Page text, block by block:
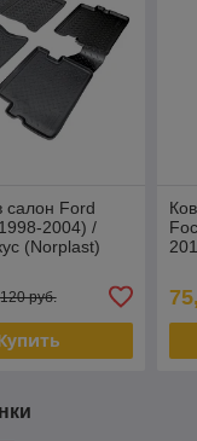
салон Ford
2004) /
(Norplast)
120 руб.